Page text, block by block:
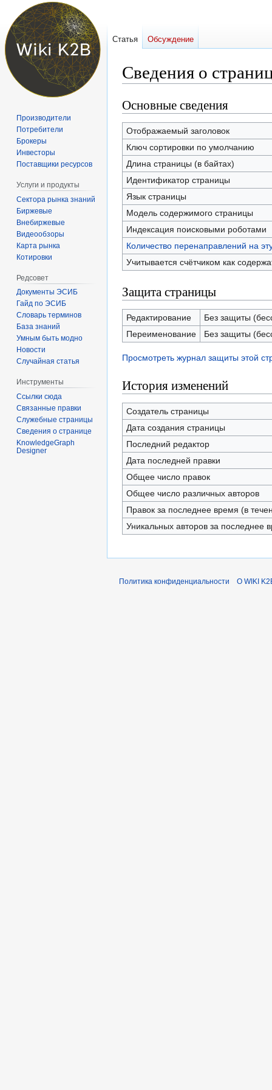
Сведения о
Перейти
к
навигации
Перейти
к
поиску
Основные сведения
Отображаемый заголовок
Ключ сортировки по умолчанию
Длина страницы (в байтах)
Идентификатор страницы
Язык страницы
Модель содержимого страницы
Индексация поисковыми роботами
Количество перенаправлений на
Учитывается счётчиком как
Защита страницы
Редактирование
Без защиты
Переименование
Без защиты
Просмотреть журнал защиты этой
История изменений
Создатель страницы
Дата создания страницы
Последний редактор
Дата последней правки
Общее число правок
Общее число различных авторов
Правок за последнее время (в
Уникальных авторов за последнее
Статья Обсуждение
Производители
Потребители
Брокеры
Инвесторы
Поставщики ресурсов
Услуги и продукты
Сектора рынка знаний
Биржевые
Внебиржевые
Видеообзоры
Карта рынка
Котировки
Редсовет
Документы ЭСИБ
Гайд по ЭСИБ
Словарь терминов
База знаний
Умным быть модно
Новости
Случайная статья
Инструменты
Ссылки сюда
Связанные правки
Служебные страницы
Сведения о странице
KnowledgeGraph
Designer
Политика конфиденциальности О WIKI